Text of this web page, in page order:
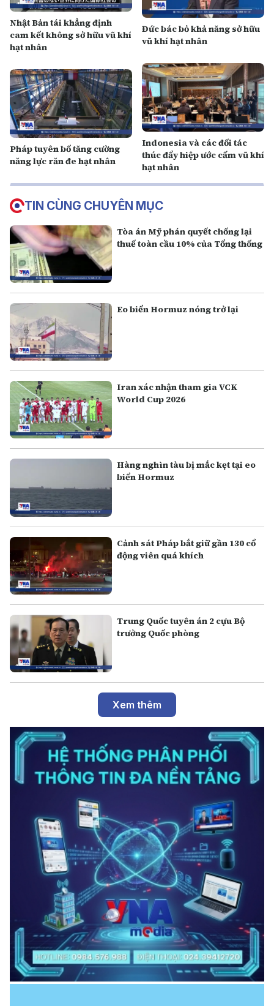
Nhật Bản tái khẳng định
cam kết không sở hữu vũ khí
hạt nhân
Đức bác bỏ khả năng sở hữu
vũ khí hạt nhân
Pháp tuyên bố tăng cường
năng lực răn đe hạt nhân
Indonesia và các đối tác
thúc đẩy hiệp ước cấm vũ khí
hạt nhân
TIN CÙNG CHUYÊN MỤC
Tòa án Mỹ phán quyết chống lại
thuế toàn cầu 10% của Tổng thống
Eo biển Hormuz nóng trở lại
Iran xác nhận tham gia VCK
World Cup 2026
Hàng nghìn tàu bị mắc kẹt tại eo
biển Hormuz
Cảnh sát Pháp bắt giữ gần 130 cổ
động viên quá khích
Trung Quốc tuyên án 2 cựu Bộ
trưởng Quốc phòng
Xem thêm